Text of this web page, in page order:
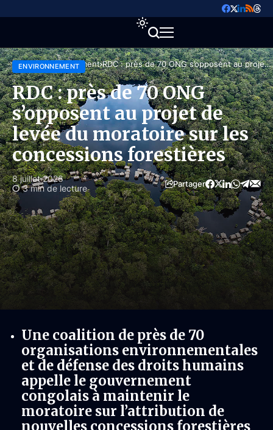
Accueil Environnement RDC : près de 70 ONG s’opposent au projet
de levée du moratoire sur les concessions
forestières
ENVIRONNEMENT
RDC : près de 70 ONG
s’opposent au projet de
levée du moratoire sur les
concessions forestières
8 juillet 2026
3 min de lecture
Partager
Une coalition de près de 70
organisations environnementales
et de défense des droits humains
appelle le gouvernement
congolais à maintenir le
moratoire sur l’attribution de
nouvelles concessions forestières